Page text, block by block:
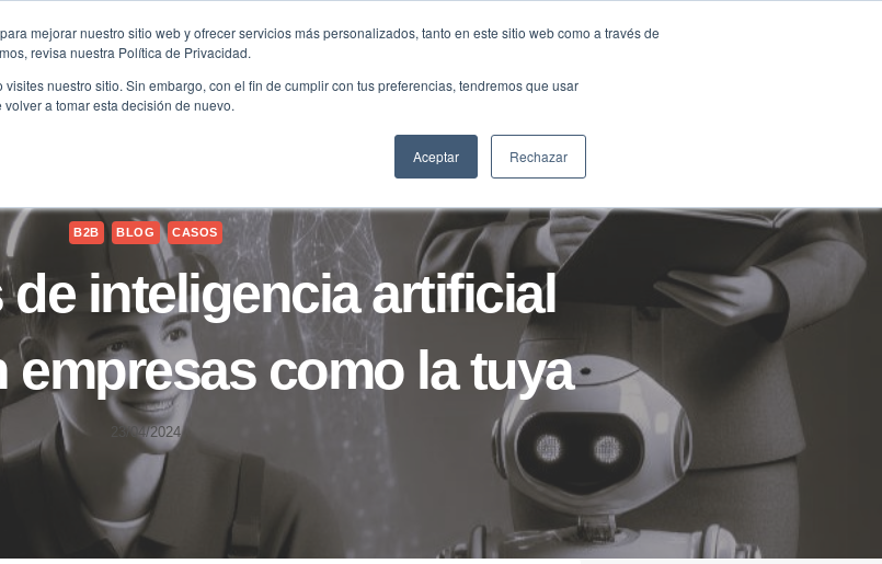
mejorar nuestro sitio web y ofrecer servicios más personalizados, tanto en este sitio web como a través de
revisa nuestra Política de Privacidad.
nuestro sitio. Sin embargo, con el fin de cumplir con tus preferencias, tendremos que usar
a tomar esta decisión de nuevo.
Aceptar Rechazar
LONGEVIDAD
B2B BLOG CASOS
inteligencia artificial
empresas como la tuya
23/04/2024